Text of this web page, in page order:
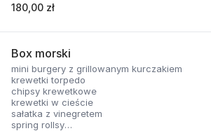
skrzydełka panierowane
180,00 zł
Box morski
mini burgery z grillowanym kurczakiem
krewetki torpedo
chipsy krewetkowe
krewetki w cieście
sałatka z vinegretem
spring rollsy